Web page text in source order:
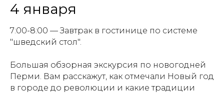
4 января
7:00-8:00 — Завтрак в гостинице по системе
"шведский стол".
Большая обзорная экскурсия по новогодней
Перми. Вам расскажут, как отмечали Новый год
в городе до революции и какие традиции